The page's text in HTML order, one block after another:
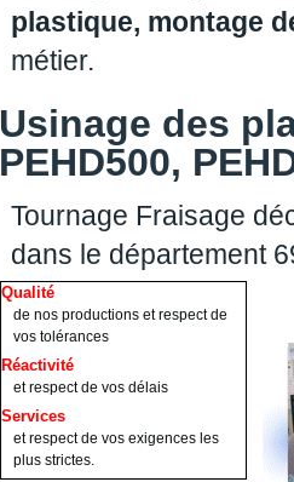
plastique, montage
métier.
Usinage des
PEHD500,
Tournage Fraisage
dans le département
Qualité
de nos productions et respect de
vos tolérances
Réactivité
et respect de vos délais
Services
et respect de vos exigences les
plus strictes.